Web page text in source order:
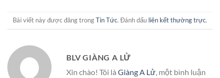
Bài viết này được đăng trongTin Tức. Đánh dấu liên kết thường trực.
BLV GIÀNG A LỬ
Xin chào! Tôi là Giàng A Lử , một bình luận